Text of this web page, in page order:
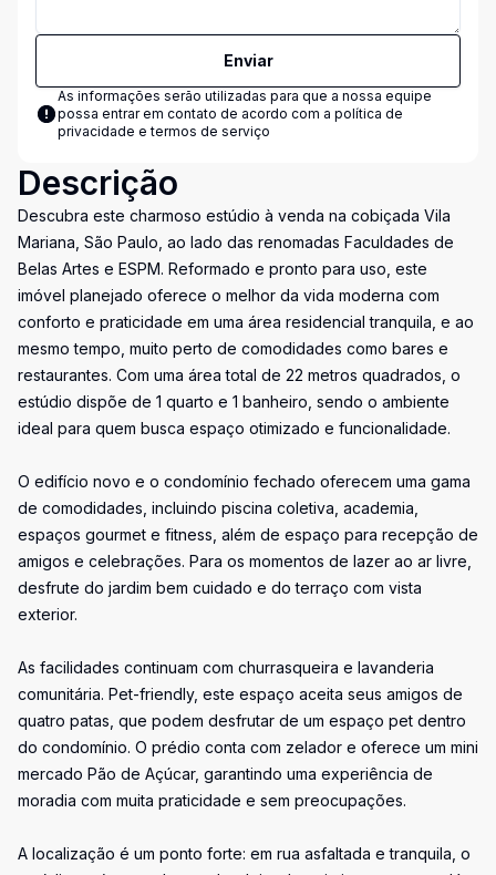
Enviar
As informações serão utilizadas para que a nossa equipe
possa entrar em contato de acordo com a política de
privacidade e termos de serviço
Descrição
Descubra este charmoso estúdio à venda na cobiçada Vila
Mariana, São Paulo, ao lado das renomadas Faculdades de
Belas Artes e ESPM. Reformado e pronto para uso, este
imóvel planejado oferece o melhor da vida moderna com
conforto e praticidade em uma área residencial tranquila, e ao
mesmo tempo, muito perto de comodidades como bares e
restaurantes. Com uma área total de 22 metros quadrados, o
estúdio dispõe de 1 quarto e 1 banheiro, sendo o ambiente
ideal para quem busca espaço otimizado e funcionalidade.
O edifício novo e o condomínio fechado oferecem uma gama
de comodidades, incluindo piscina coletiva, academia,
espaços gourmet e fitness, além de espaço para recepção de
amigos e celebrações. Para os momentos de lazer ao ar livre,
desfrute do jardim bem cuidado e do terraço com vista
exterior.
As facilidades continuam com churrasqueira e lavanderia
comunitária. Pet-friendly, este espaço aceita seus amigos de
quatro patas, que podem desfrutar de um espaço pet dentro
do condomínio. O prédio conta com zelador e oferece um mini
mercado Pão de Açúcar, garantindo uma experiência de
moradia com muita praticidade e sem preocupações.
A localização é um ponto forte: em rua asfaltada e tranquila, o